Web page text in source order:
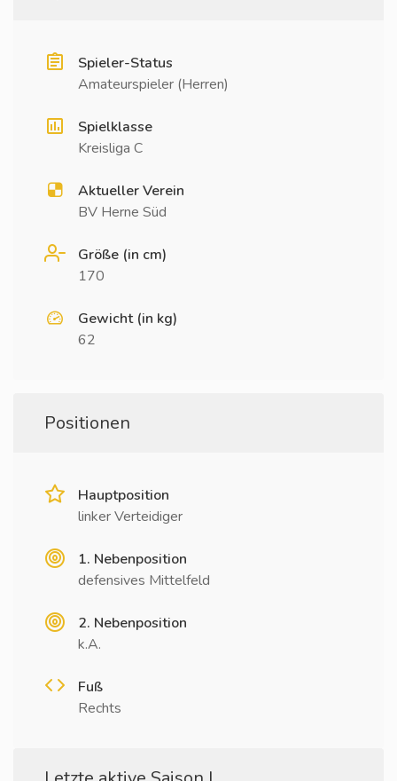
Spieler-Status
Amateurspieler (Herren)
Spielklasse
Kreisliga C
Aktueller Verein
BV Herne Süd
Größe (in cm)
170
Gewicht (in kg)
62
Positionen
Hauptposition
linker Verteidiger
1. Nebenposition
defensives Mittelfeld
2. Nebenposition
k.A.
Fuß
Rechts